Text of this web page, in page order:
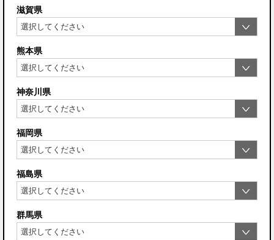
滋賀県
熊本県
神奈川県
福岡県
福島県
群馬県